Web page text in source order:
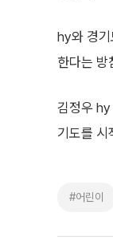
hy와 경기
한다는 방
김정우 hy
기도를 시
#어린이